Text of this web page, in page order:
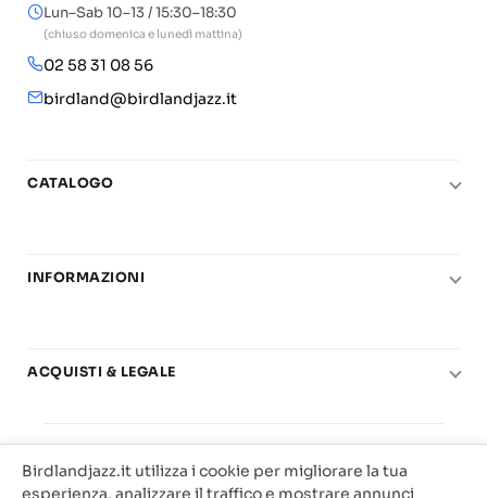
Lun–Sab 10–13 / 15:30–18:30
(chiuso domenica e lunedì mattina)
02 58 31 08 56
birdland@birdlandjazz.it
CATALOGO
Chitarra
Basi play-along
Offerte
INFORMAZIONI
Carta del Docente
ACQUISTI & LEGALE
Privacy & Cookie
Birdland Milano. P.Iva 12093700156
Birdlandjazz.it utilizza i cookie per migliorare la tua
esperienza, analizzare il traffico e mostrare annunci